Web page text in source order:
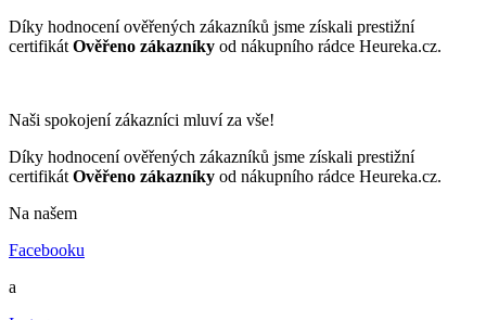
Díky hodnocení ověřených zákazníků jsme získali prestižní
certifikát Ověřeno zákazníky od nákupního rádce Heureka.cz.
Naši spokojení zákazníci mluví za vše!
Díky hodnocení ověřených zákazníků jsme získali prestižní
certifikát Ověřeno zákazníky od nákupního rádce Heureka.cz.
Na našem
Facebooku
a